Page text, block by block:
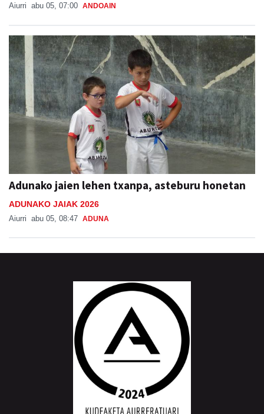
Aiurri abu 05, 07:00 ANDOAIN
Adunako jaien lehen txanpa, asteburu honetan
ADUNAKO JAIAK 2026
Aiurri abu 05, 08:47 ADUNA